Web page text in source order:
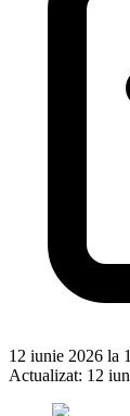
12 iunie 2026 la
Actualizat: 12